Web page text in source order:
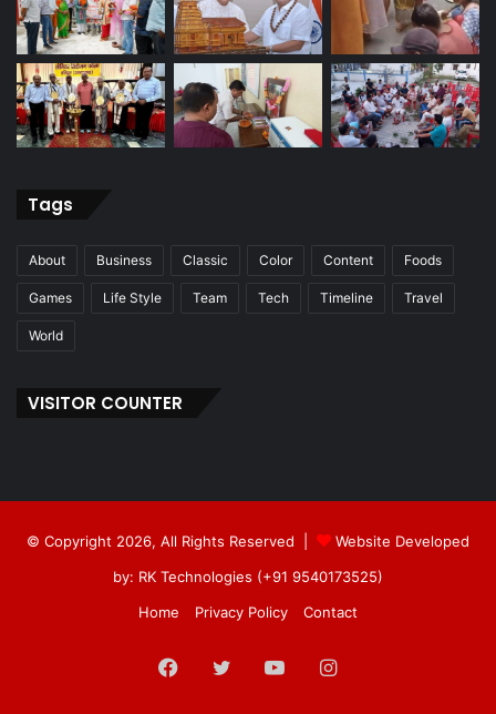
Tags
About Business Classic Color Content Foods
Games Life Style Team Tech Timeline Travel
World
VISITOR COUNTER
© Copyright 2026, All Rights Reserved |
Website Developed
by: RK Technologies (+91 9540173525)
Home
Privacy Policy Contact
Facebook
TwitterYouTubeInstagram